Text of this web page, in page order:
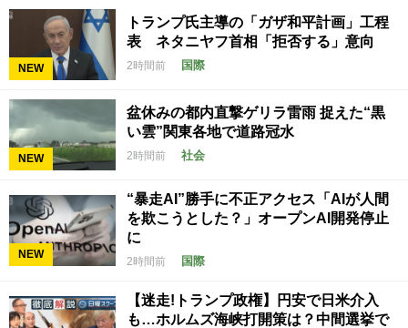
NEW
トランプ氏主導の「ガザ和平計画」工程
表 ネタニヤフ首相「拒否する」意向
2時間前 国際
NEW
盆休みの都内直撃ゲリラ雷雨 捉えた“黒
い雲”関東各地で道路冠水
2時間前 社会
NEW
“暴走AI”勝手に不正アクセス「AIが人間
を欺こうとした？」オープンAI開発停止
に
2時間前 国際
【迷走!トランプ政権】円安で日米介入
も…ホルムズ海峡打開策は？中間選挙で